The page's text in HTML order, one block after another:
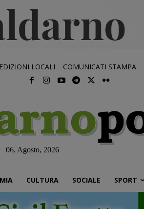
EDIZIONI LOCALI COMUNICATI STAMPA
06, Agosto, 2026
CULTURA SOCIALE SPORT